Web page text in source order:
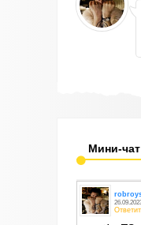
Мини-чат